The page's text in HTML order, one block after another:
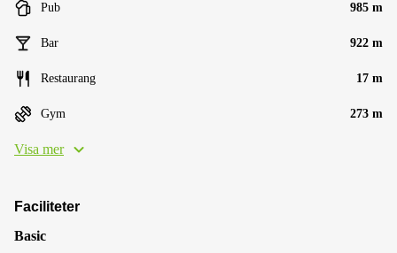
Pub 985 m
Bar 922 m
Restaurang 17 m
Gym 273 m
Visa mer
Faciliteter
Basic